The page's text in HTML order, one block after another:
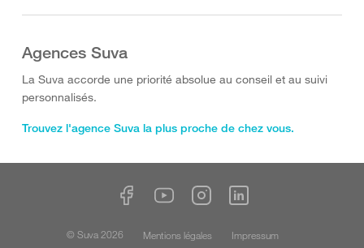
Agences Suva
La Suva accorde une priorité absolue au conseil et au suivi
personnalisés.
Trouvez l'agence Suva la plus proche de chez vous.
© Suva 2026 Mentions légales Impressum